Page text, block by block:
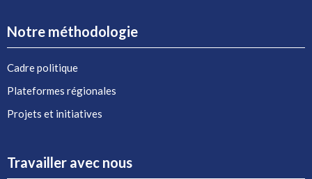
Notre méthodologie
Cadre politique
Plateformes régionales
Projets et initiatives
Travailler avec nous